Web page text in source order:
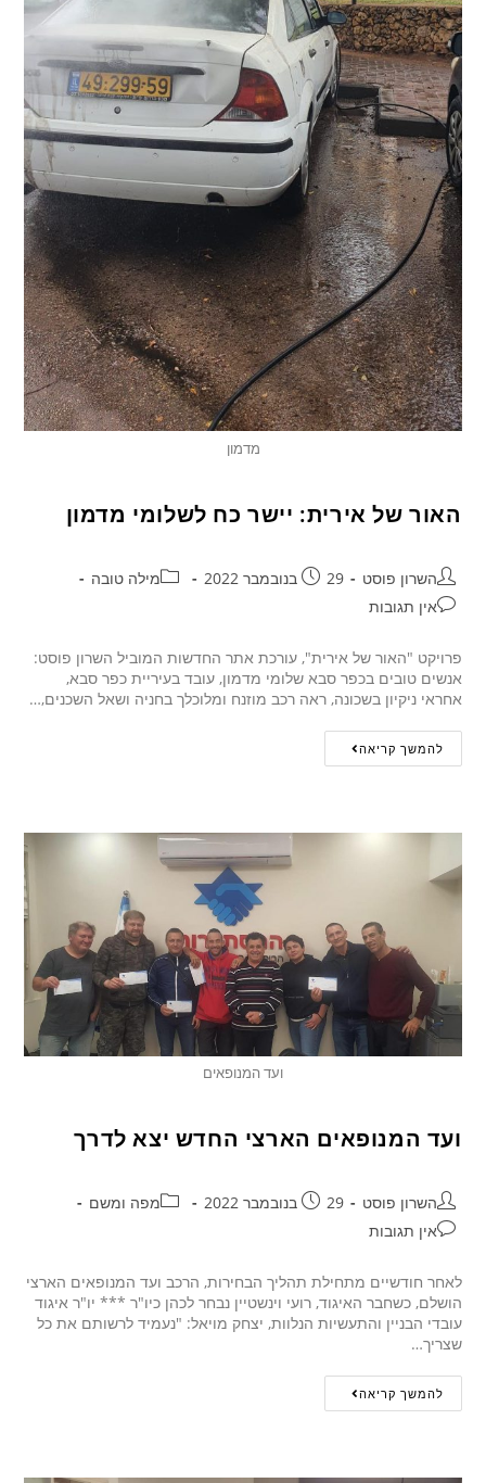
מדמון
האור של אירית: יישר כח לשלומי מדמון
השרון פוסט 29 בנובמבר 2022
מילה טובה
אין תגובות
פרויקט "האור של אירית", עורכת אתר החדשות המוביל השרון פוסט:
אנשים טובים בכפר סבא שלומי מדמון, עובד בעיריית כפר סבא,
אחראי ניקיון בשכונה, ראה רכב מוזנח ומלוכלך בחניה ושאל השכנים,…
להמשך קריאה
ועד המנופאים
ועד המנופאים הארצי החדש יצא לדרך
השרון פוסט 29 בנובמבר 2022
מפה ומשם
אין תגובות
לאחר חודשיים מתחילת תהליך הבחירות, הרכב ועד המנופאים הארצי
הושלם, כשחבר האיגוד, רועי וינשטיין נבחר לכהן כיו"ר *** יו"ר איגוד
עובדי הבניין והתעשיות הנלוות, יצחק מויאל: "נעמיד לרשותם את כל
שצריך…
להמשך קריאה